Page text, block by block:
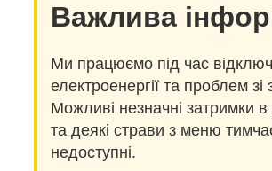
Важлива
Ми працюємо під час
електроенергії та проблем зі
Можливі незначні затримки в
та деякі страви з меню
недоступні.